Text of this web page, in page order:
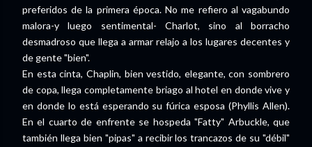
preferidos de la primera época. No me refiero al vagabundo
malora-y luego sentimental- Charlot, sino al borracho
desmadroso que llega a armar relajo a los lugares decentes y
de gente "bien".
En esta cinta, Chaplin, bien vestido, elegante, con sombrero
de copa, llega completamente briago al hotel en donde vive y
en donde lo está esperando su fúrica esposa (Phyllis Allen).
En el cuarto de enfrente se hospeda "Fatty" Arbuckle, que
también llega bien "pipas" a recibir los trancazos de su "débil"